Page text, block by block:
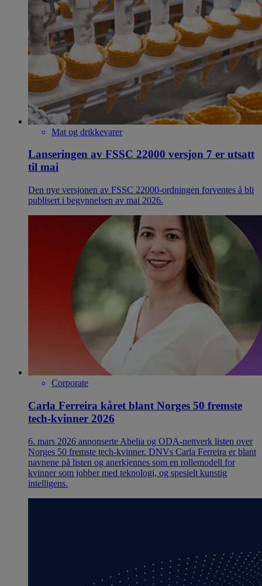
Mat og drikkevarer
Lanseringen av FSSC 22000 versjon 7 er utsatt
til mai
Den nye versjonen av FSSC 22000-ordningen forventes å bli
publisert i begynnelsen av mai 2026.
Corporate
Carla Ferreira kåret blant Norges 50 fremste
tech-kvinner 2026
6. mars 2026 annonserte Abelia og ODA-nettverk listen over
Norges 50 fremste tech-kvinner. DNVs Carla Ferreira er blant
navnene på listen og anerkjennes som en rollemodell for
kvinner som jobber med teknologi, og spesielt kunstig
intelligens.